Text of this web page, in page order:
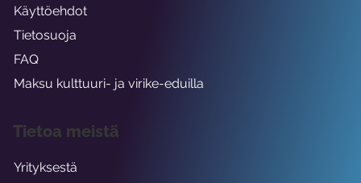
Käyttöehdot
Tietosuoja
FAQ
Maksu kulttuuri- ja virike-eduilla
Tietoa meistä
Yrityksestä